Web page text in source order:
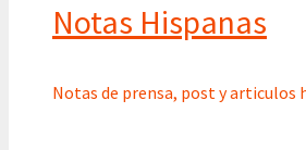
Notas Hispanas
Notas de prensa, post y articulos